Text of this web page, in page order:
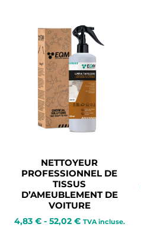
NETTOYEUR
PROFESSIONNEL DE
TISSUS
D’AMEUBLEMENT DE
VOITURE
4,83 € - 52,02 € TVA incluse.